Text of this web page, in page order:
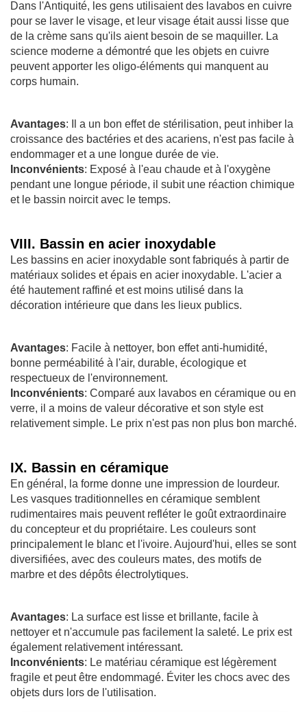
Dans l'Antiquité, les gens utilisaient des lavabos en cuivre
pour se laver le visage, et leur visage était aussi lisse que
de la crème sans qu'ils aient besoin de se maquiller. La
science moderne a démontré que les objets en cuivre
peuvent apporter les oligo-éléments qui manquent au
corps humain.
Avantages: Il a un bon effet de stérilisation, peut inhiber la
croissance des bactéries et des acariens, n'est pas facile à
endommager et a une longue durée de vie.
Inconvénients: Exposé à l'eau chaude et à l'oxygène
pendant une longue période, il subit une réaction chimique
et le bassin noircit avec le temps.
VIII. Bassin en acier inoxydable
Les bassins en acier inoxydable sont fabriqués à partir de
matériaux solides et épais en acier inoxydable. L'acier a
été hautement raffiné et est moins utilisé dans la
décoration intérieure que dans les lieux publics.
Avantages: Facile à nettoyer, bon effet anti-humidité,
bonne perméabilité à l'air, durable, écologique et
respectueux de l'environnement.
Inconvénients: Comparé aux lavabos en céramique ou en
verre, il a moins de valeur décorative et son style est
relativement simple. Le prix n'est pas non plus bon marché.
IX. Bassin en céramique
En général, la forme donne une impression de lourdeur.
Les vasques traditionnelles en céramique semblent
rudimentaires mais peuvent refléter le goût extraordinaire
du concepteur et du propriétaire. Les couleurs sont
principalement le blanc et l'ivoire. Aujourd'hui, elles se sont
diversifiées, avec des couleurs mates, des motifs de
marbre et des dépôts électrolytiques.
Avantages: La surface est lisse et brillante, facile à
nettoyer et n'accumule pas facilement la saleté. Le prix est
également relativement intéressant.
Inconvénients: Le matériau céramique est légèrement
fragile et peut être endommagé. Éviter les chocs avec des
objets durs lors de l'utilisation.